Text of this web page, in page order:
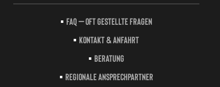
FAQ – Oft gestellte Fragen
Kontakt & Anfahrt
Beratung
Regionale Ansprechpartner